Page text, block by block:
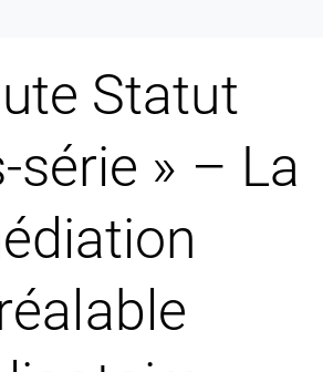
Statut
série » – La